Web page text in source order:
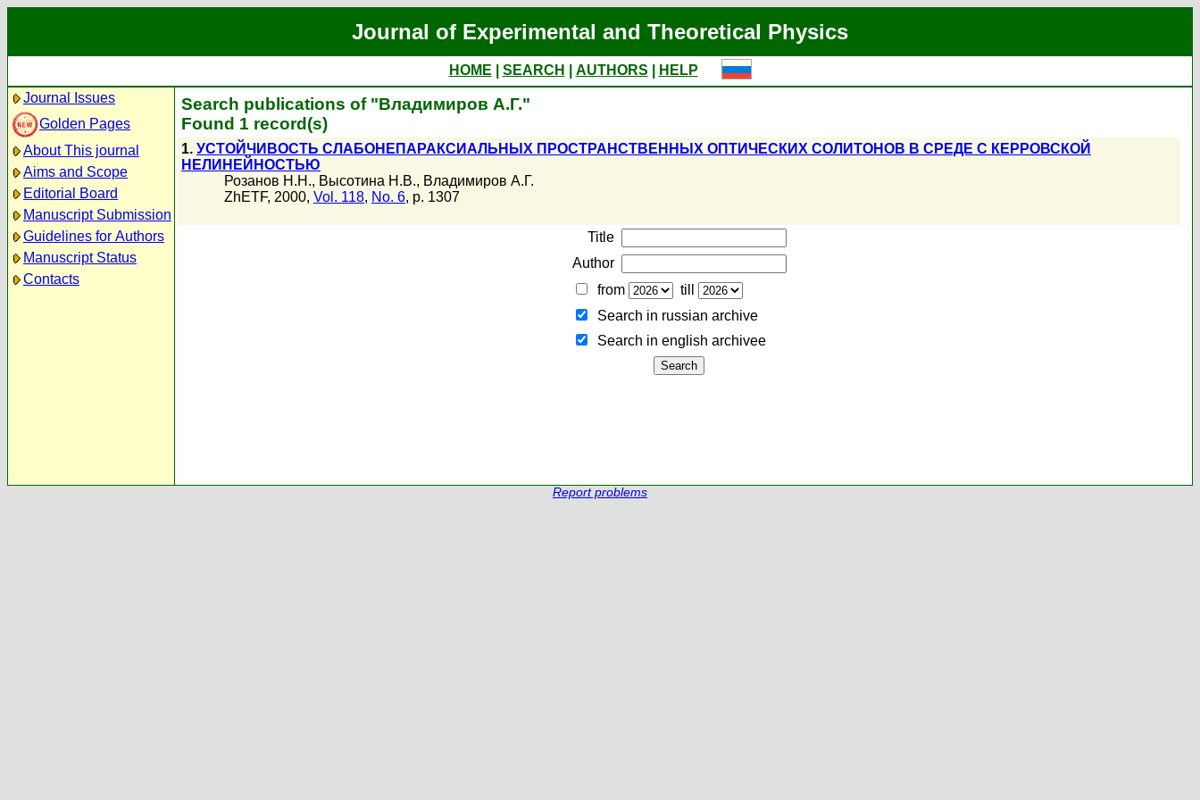
Journal of Experimental and Theoretical Physics
HOME SEARCH AUTHORS
HELP
Journal Issues
Golden Pages
About This journal
Aims and Scope
Editorial Board
Manuscript Submission
Guidelines for Authors
Manuscript Status
Contacts
Search publications of "Владимиров А.Г."
Found 1 record(s)
1. УСТОЙЧИВОСТЬ СЛАБОНЕПАРАКСИАЛЬНЫХ ПРОСТРАНСТВЕННЫХ ОПТИЧЕСКИХ СОЛИТОНОВ В СРЕДЕ С КЕРРОВСКОЙ
НЕЛИНЕЙНОСТЬЮ
Розанов Н.Н., Высотина Н.В., Владимиров А.Г.
ZhETF, 2000, Vol. 118, No. 6, p. 1307
Title
Author
from
till
Search in russian archive
Search in english archiveе
Report problems